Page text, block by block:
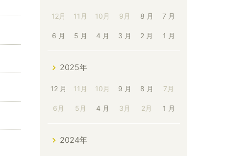
12月 11月 10月 9月 8 月 7 月
6 月 5 月 4 月 3 月 2 月 1 月
2025年
12 月 11月 10月 9 月 8 月 7月
6月 5月 4 月 3月 2月 1 月
2024年